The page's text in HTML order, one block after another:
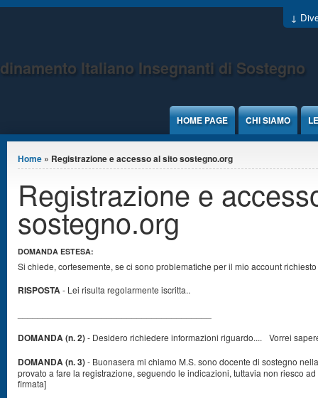
Jump to Content
↓
Italiano Insegnanti di Sostegno
HOME PAGE CHI SIAMO
Tu sei qui
Home » Registrazione e accesso al sito sostegno.org
Registrazione e
sostegno.org
DOMANDA ESTESA:
Si chiede, cortesemente, se ci sono problematiche per il mio account
RISPOSTA- Lei risulta regolarmente iscritta..
DOMANDA (n. 2)- Desidero richiedere informazioni riguardo.... Vorrei
DOMANDA (n. 3)- Buonasera mi chiamo M.S. sono docente di sostegno
provato a fare la registrazione, seguendo le indicazioni, tuttavia non riesco
firmata]